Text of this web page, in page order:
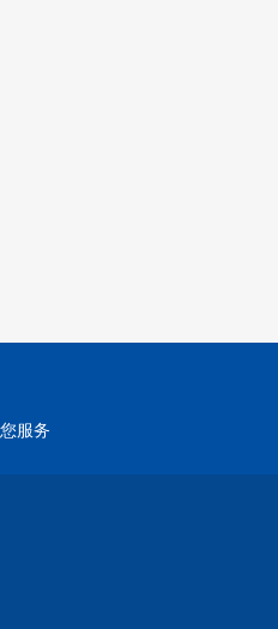
服务